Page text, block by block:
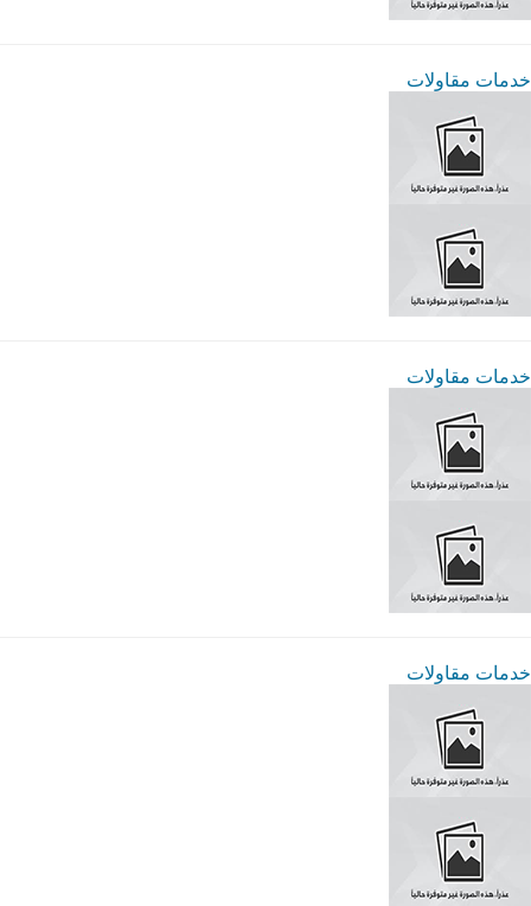
خدمات مقاولات
خدمات مقاولات
خدمات مقاولات